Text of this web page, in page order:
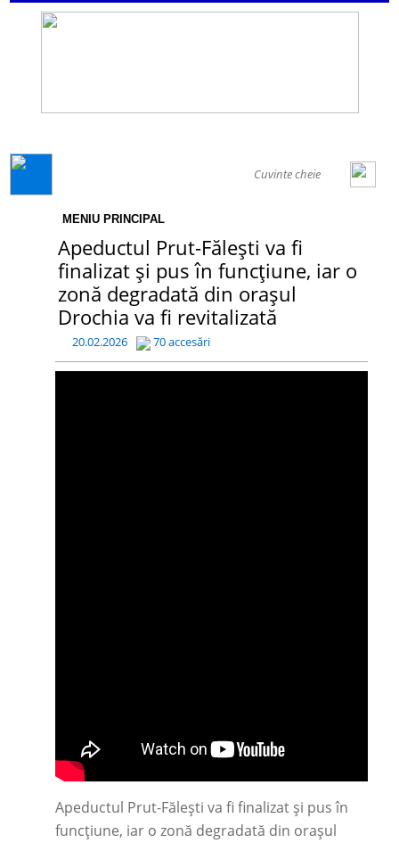
MENIU PRINCIPAL
Apeductul Prut-Fălești va fi
finalizat și pus în funcțiune, iar o
zonă degradată din orașul
Drochia va fi revitalizată
20.02.2026 70 accesări
Apeductul Prut-Fălești va fi finalizat și pus în
funcțiune, iar o zonă degradată din orașul